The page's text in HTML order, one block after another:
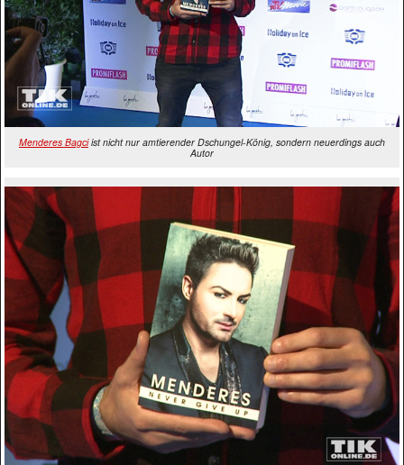
Menderes Bagciist nicht nur amtierender Dschungel-König, sondern neuerdings auch
Autor